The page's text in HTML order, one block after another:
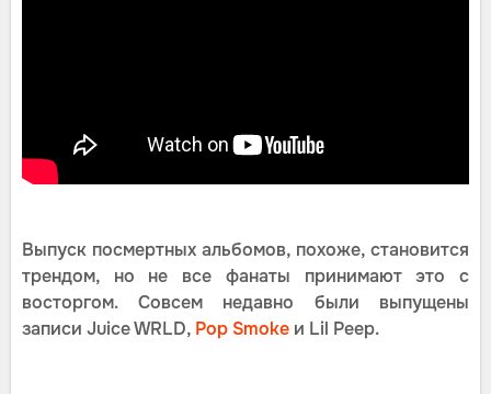
Выпуск посмертных альбомов, похоже, становится
трендом, но не все фанаты принимают это с
восторгом. Совсем недавно были выпущены
записи Juice WRLD, Pop Smoke и Lil Peep.